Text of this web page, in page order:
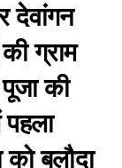
देवांगन
ग्राम
पूजा की
पहला
को बलौदा